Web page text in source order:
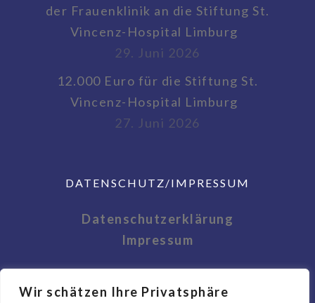
Wir schätzen Ihre Privatsphäre
der Frauenklinik an die Stiftung St.
Vincenz-Hospital Limburg
29. Juni 2026
12.000 Euro für die Stiftung St.
Vincenz-Hospital Limburg
27. Juni 2026
DATENSCHUTZ/IMPRESSUM
Datenschutzerklärung
Impressum